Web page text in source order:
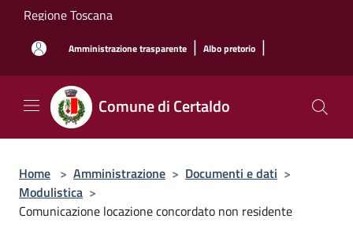
Salta al contenuto principale
Regione Toscana
Amministrazione trasparente | Albo pretorio |
Comune di Certaldo
Home > Amministrazione > Documenti e dati >
Modulistica >
Comunicazione locazione concordato non residente